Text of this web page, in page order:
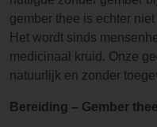
gember thee is echter
Het wordt sinds
medicinaal kruid. Onze
natuurlijk en zonder
Bereiding – Gember